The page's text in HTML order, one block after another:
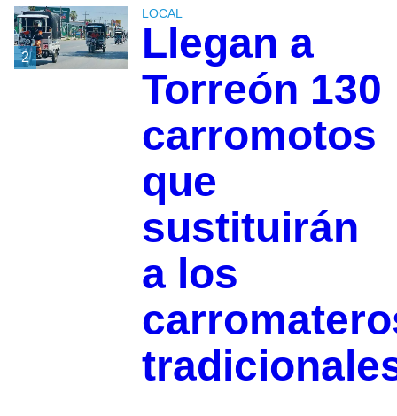
2
LOCAL
Llegan a
Torreón 130
carromotos
que
sustituirán
a los